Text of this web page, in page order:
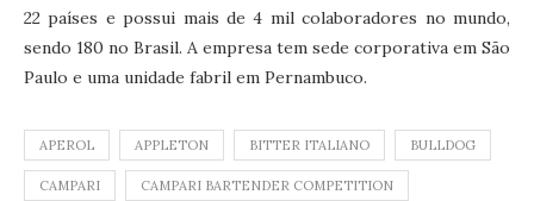
22 países e possui mais de 4 mil colaboradores no mundo,
sendo 180 no Brasil. A empresa tem sede corporativa em São
Paulo e uma unidade fabril em Pernambuco.
APEROL APPLETON BITTER ITALIANO BULLDOG
CAMPARI CAMPARI BARTENDER COMPETITION